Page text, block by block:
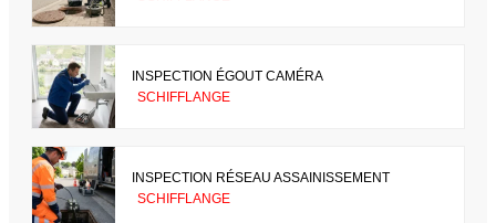
INSPECTION ÉGOUT CAMÉRA
SCHIFFLANGE
INSPECTION RÉSEAU ASSAINISSEMENT
SCHIFFLANGE